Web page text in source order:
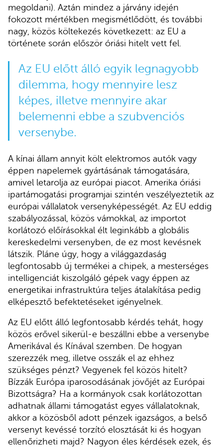
megoldani). Aztán mindez a járvány idején
fokozott mértékben megismétlődött, és további
nagy, közös költekezés következett: az EU a
története során először óriási hitelt vett fel.
Az EU előtt álló egyik legnagyobb
dilemma, hogy mennyire lesz
képes, illetve mennyire akar
belemenni ebbe a szubvenciós
versenybe.
A kínai állam annyit költ elektromos autók vagy
éppen napelemek gyártásának támogatására,
amivel letarolja az európai piacot. Amerika óriási
ipartámogatási programjai szintén veszélyeztetik az
európai vállalatok versenyképességét. Az EU eddig
szabályozással, közös vámokkal, az importot
korlátozó előírásokkal élt leginkább a globális
kereskedelmi versenyben, de ez most kevésnek
látszik. Pláne úgy, hogy a világgazdaság
legfontosabb új termékei a chipek, a mesterséges
intelligenciát kiszolgáló gépek vagy éppen az
energetikai infrastruktúra teljes átalakítása pedig
elképesztő befektetéseket igényelnek.
Az EU előtt álló legfontosabb kérdés tehát, hogy
közös erővel sikerül-e beszállni ebbe a versenybe
Amerikával és Kínával szemben. De hogyan
szerezzék meg, illetve osszák el az ehhez
szükséges pénzt? Vegyenek fel közös hitelt?
Bízzák Európa iparosodásának jövőjét az Európai
Bizottságra? Ha a kormányok csak korlátozottan
adhatnak állami támogatást egyes vállalatoknak,
akkor a közösből adott pénzek igazságos, a belső
versenyt kevéssé torzító elosztását ki és hogyan
ellenőrizheti majd? Nagyon éles kérdések ezek, és